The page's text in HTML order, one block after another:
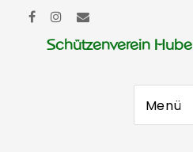
Schützenverein
Menü